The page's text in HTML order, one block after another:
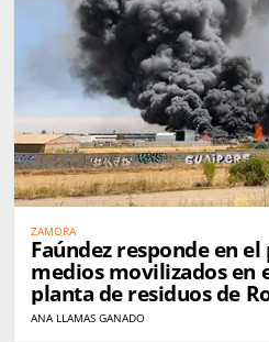
ZAMORA
Faúndez responde en
medios movilizados en
planta de residuos de
ANA LLAMAS GANADO